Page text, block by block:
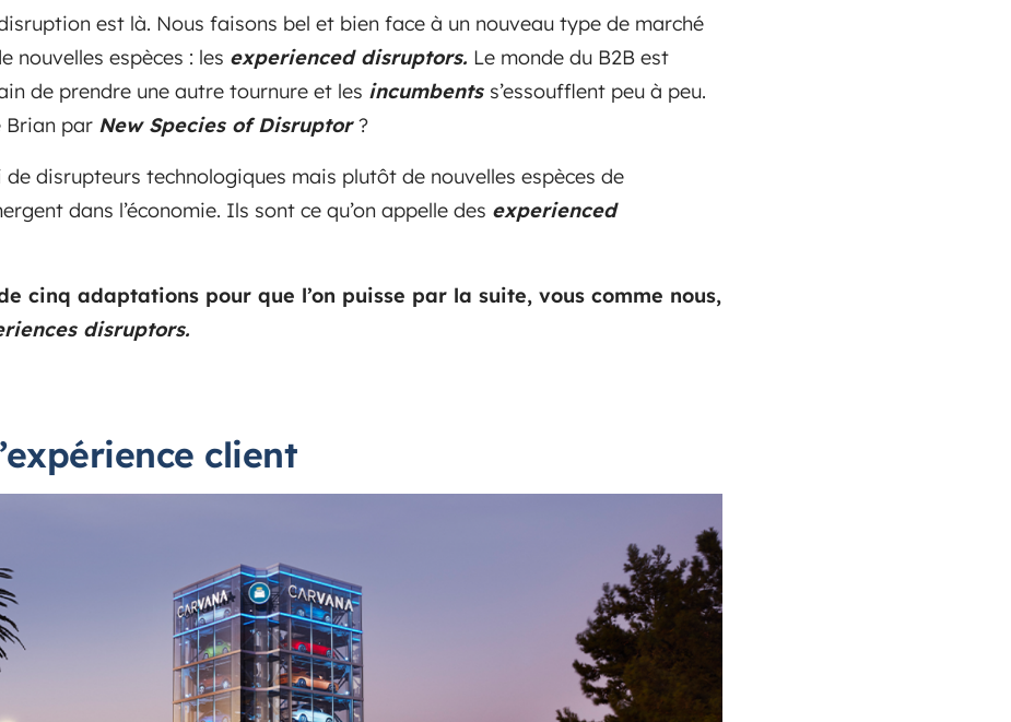
est là. Nous faisons bel et bien face à un nouveau type de marché
nouvelles espèces : les experienced disruptors. Le monde du B2B est
de prendre une autre tournure et les incumbents s’essoufflent peu à peu.
Brian par New Species of Disruptor?
de disrupteurs technologiques mais plutôt de nouvelles espèces de
dans l’économie. Ils sont ce qu’on appelle des experienced
cinq adaptations pour que l’on puisse par la suite, vous comme nous,
disruptors.
client